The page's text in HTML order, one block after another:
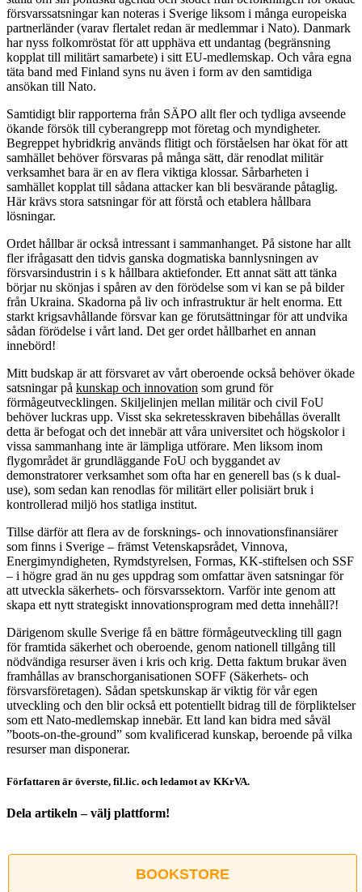
försvarssatsningar kan noteras i Sverige liksom i många europeiska
partnerländer (varav flertalet redan är medlemmar i Nato). Danmark
har nyss folkomröstat för att upphäva ett undantag (begränsning
kopplat till militärt samarbete) i sitt EU-medlemskap. Och våra egna
täta band med Finland syns nu även i form av den samtidiga
ansökan till Nato.
Samtidigt blir rapporterna från SÄPO allt fler och tydliga avseende
ökande försök till cyberangrepp mot företag och myndigheter.
Begreppet hybridkrig används flitigt och förståelsen har ökat för att
samhället behöver försvaras på många sätt, där renodlat militär
verksamhet bara är en av flera viktiga klossar. Sårbarheten i
samhället kopplat till sådana attacker kan bli besvärande påtaglig.
Här krävs stora satsningar för att förstå och etablera hållbara
lösningar.
Ordet hållbar är också intressant i sammanhanget. På sistone har allt
fler ifrågasatt den tidvis ganska dogmatiska bannlysningen av
försvarsindustrin i s k hållbara aktiefonder. Ett annat sätt att tänka
börjar nu skönjas i spåren av den förödelse som vi kan se på bilder
från Ukraina. Skadorna på liv och infrastruktur är helt enorma. Ett
starkt krigsavhållande försvar kan ge förutsättningar för att undvika
sådan förödelse i vårt land. Det ger ordet hållbarhet en annan
innebörd!
Mitt budskap är att försvaret av vårt oberoende också behöver ökade
satsningar på kunskap och innovation som grund för
förmågeutvecklingen. Skiljelinjen mellan militär och civil FoU
behöver luckras upp. Visst ska sekretesskraven bibehållas överallt
detta är befogat och det innebär att våra universitet och högskolor i
vissa sammanhang inte är lämpliga utförare. Men liksom inom
flygområdet är grund­läggande FoU och byggandet av
demonstratorer verksamhet som ofta har en generell bas (s k dual-
use), som sedan kan renodlas för militärt eller polisiärt bruk i
kontrollerad miljö hos statliga institut.
Tillse därför att flera av de forsknings- och innovationsfinansiärer
som finns i Sverige – främst Vetenskapsrådet, Vinnova,
Energimyndigheten, Rymdstyrelsen, Formas, KK-stiftelsen och SSF
– i högre grad än nu ges uppdrag som omfattar även satsningar för
att utveckla säkerhets- och försvarssektorn. Varför inte genom att
skapa ett nytt strategiskt innovationsprogram med detta innehåll?!
Därigenom skulle Sverige få en bättre förmågeutveckling till gagn
för framtida säkerhet och oberoende, genom nationell tillgång till
nödvändiga resurser även i kris och krig. Detta faktum brukar även
framhållas av branschorganisationen SOFF (Säkerhets- och
försvarsföretagen). Sådan spetskunskap är viktig för vår egen
utveckling och den blir också ett potentiellt bidrag till de förpliktelser
som ett Nato-medlemskap innebär. Ett land kan bidra med såväl
”boots-on-the-ground” som kvalificerad kunskap, beroende på vilka
resurser man disponerar.
Författaren är överste, fil.lic. och ledamot av KKrVA.
Dela artikeln – välj plattform!
post
BOOKSTORE